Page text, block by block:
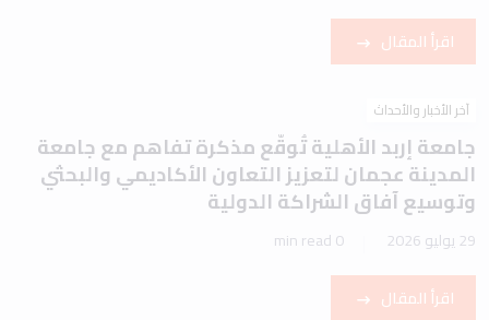
اقرأ المقال
آخر الأخبار والأحداث
جامعة إربد الأهلية تُوقّع مذكرة تفاهم مع جامعة
المدينة عجمان لتعزيز التعاون الأكاديمي والبحثي
وتوسيع آفاق الشراكة الدولية
29 يوليو 2026 0 min read
اقرأ المقال